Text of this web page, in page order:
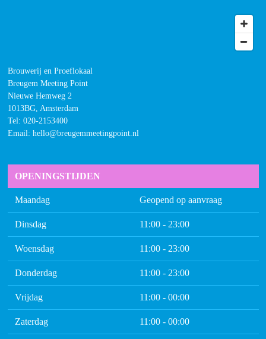
Brouwerij en Proeflokaal
Breugem Meeting Point
Nieuwe Hemweg 2
1013BG, Amsterdam
Tel: 020-2153400
Email: hello@breugemmeetingpoint.nl
OPENINGSTIJDEN
Maandag Geopend op aanvraag
Dinsdag 11:00 - 23:00
Woensdag 11:00 - 23:00
Donderdag 11:00 - 23:00
Vrijdag 11:00 - 00:00
Zaterdag 11:00 - 00:00